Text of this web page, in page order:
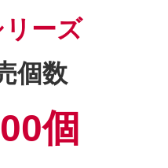
リーズ
個数
個